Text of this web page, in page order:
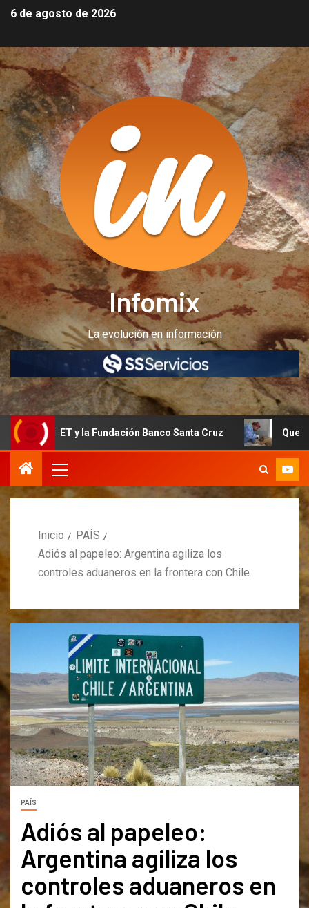
6 de agosto de 2026
Infomix
La evolución en información
y la Fundación Banco Santa Cruz Quedan últimos
Inicio
PAÍS
Adiós al papeleo: Argentina agiliza los
controles aduaneros en la frontera con Chile
PAÍS
Adiós al papeleo:
Argentina agiliza los
controles aduaneros en